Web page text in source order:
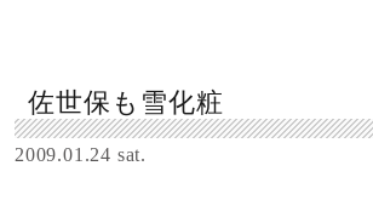
佐世保も雪化粧
2009.01.24 sat.